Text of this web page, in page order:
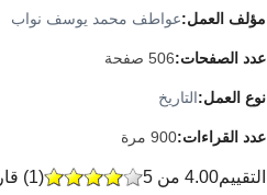
مؤلف العمل:عواطف محمد يوسف نواب
عدد الصفحات:506 صفحة
نوع العمل:التاريخ
عدد القراءات:900 مرة
التقييم (
1
) 4.00 من 5